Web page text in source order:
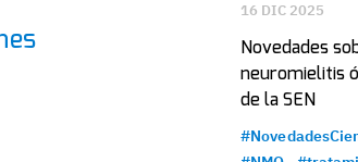
16 DIC 2025
Novedades
neuromielitis
de la SEN